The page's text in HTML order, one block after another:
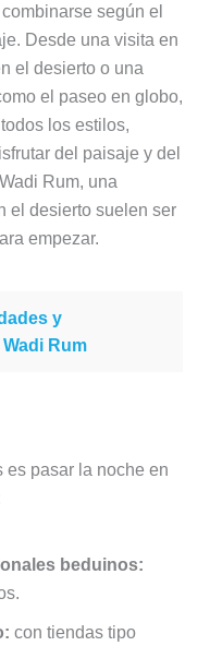
según el
Desde una visita en
el desierto o una
el paseo en globo,
los estilos,
del paisaje y del
Rum, una
el desierto suelen ser
empezar.
y
Rum
es pasar la noche en
beduinos:
con tiendas tipo